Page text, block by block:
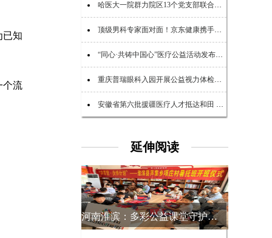
哈医大一院群力院区13个党支部联合开展公益义诊活动
顶级男科专家面对面！京东健康携手西苑医院开展父亲节男性健康公益活动
“同心·共铸中国心”医疗公益活动发布会在京举行
重庆普瑞眼科入园开展公益视力体检服务
安徽省第六批援疆医疗人才抵达和田 开展新一轮医疗帮扶
延伸阅读
河南淮滨：多彩公益课堂守护乡村少年夏日时光
已知
个流